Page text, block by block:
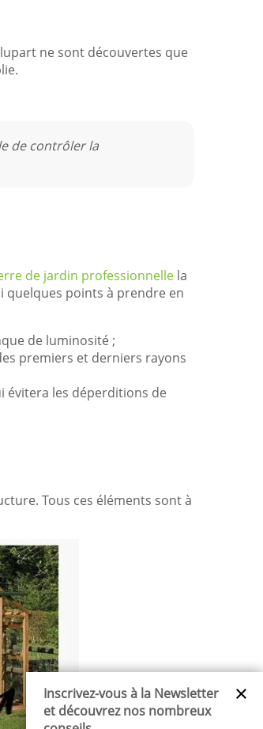
ne sont découvertes que
de contrôler la
de jardin professionnelle la
quelques points à prendre en
de luminosité ;
premiers et derniers rayons
évitera les déperditions de
Tous ces éléments sont à
×
Inscrivez-vous à la Newsletter
et découvrez nos nombreux